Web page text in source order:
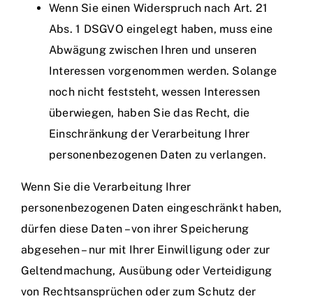
Wenn Sie einen Widerspruch nach Art. 21
Abs. 1 DSGVO eingelegt haben, muss eine
Abwägung zwischen Ihren und unseren
Interessen vorgenommen werden. Solange
noch nicht feststeht, wessen Interessen
überwiegen, haben Sie das Recht, die
Einschränkung der Verarbeitung Ihrer
personenbezogenen Daten zu verlangen.
Wenn Sie die Verarbeitung Ihrer
personenbezogenen Daten eingeschränkt haben,
dürfen diese Daten – von ihrer Speicherung
abgesehen – nur mit Ihrer Einwilligung oder zur
Geltendmachung, Ausübung oder Verteidigung
von Rechtsansprüchen oder zum Schutz der